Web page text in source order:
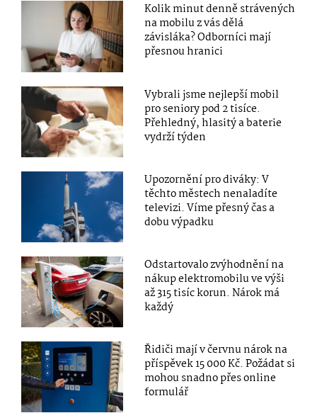
Kolik minut denně strávených
na mobilu z vás dělá
závisláka? Odborníci mají
přesnou hranici
Vybrali jsme nejlepší mobil
pro seniory pod 2 tisíce.
Přehledný, hlasitý a baterie
vydrží týden
Upozornění pro diváky: V
těchto městech nenaladíte
televizi. Víme přesný čas a
dobu výpadku
Odstartovalo zvýhodnění na
nákup elektromobilu ve výši
až 315 tisíc korun. Nárok má
každý
Řidiči mají v červnu nárok na
příspěvek 15 000 Kč. Požádat si
mohou snadno přes online
formulář